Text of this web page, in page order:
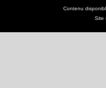
Contenu
Site